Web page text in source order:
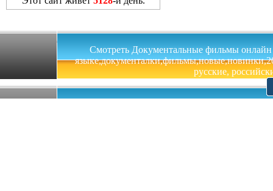
Смотреть Документальные фильмы онлайн
русские,